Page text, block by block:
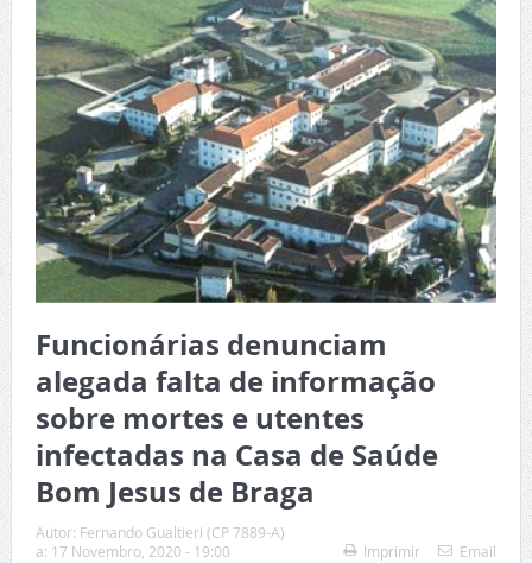
Funcionárias denunciam
alegada falta de informação
sobre mortes e utentes
infectadas na Casa de Saúde
Bom Jesus de Braga
Autor: Fernando Gualtieri (CP 7889-A)
a: 17 Novembro, 2020 - 19:00 Imprimir Email